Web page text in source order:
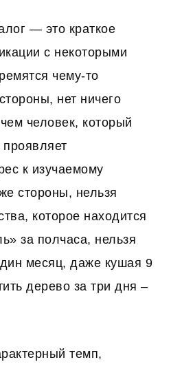
— это краткое
с некоторыми
чему-то
нет ничего
человек, который
проявляет
к изучаемому
стороны, нельзя
которое находится
за полчаса, нельзя
месяц, даже кушая 9
дерево за три дня –
темп,